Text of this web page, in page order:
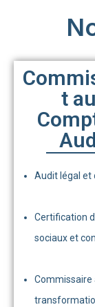
t
Audit légal et
Certification
sociaux et
Commissaire